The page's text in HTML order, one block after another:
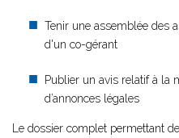
Tenir une assemblée des
d'un co-gérant
Publier un avis relatif à la
d’annonces légales
Le dossier complet permettant